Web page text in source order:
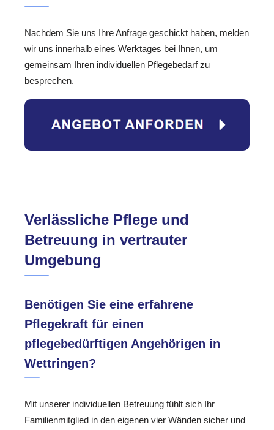
Nachdem Sie uns Ihre Anfrage geschickt haben, melden
wir uns innerhalb eines Werktages bei Ihnen, um
gemeinsam Ihren individuellen Pflegebedarf zu
besprechen.
Verlässliche Pflege und
Betreuung in vertrauter
Umgebung
Benötigen Sie eine erfahrene
Pflegekraft für einen
pflegebedürftigen Angehörigen in
Wettringen?
Mit unserer individuellen Betreuung fühlt sich Ihr
Familienmitglied in den eigenen vier Wänden sicher und